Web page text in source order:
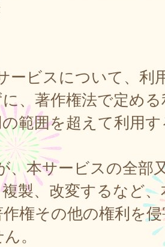
ビスについて、利
、著作権法で定め
範囲を超えて利用
本サービスの全部
製、改変するなど
権その他の権利を
。